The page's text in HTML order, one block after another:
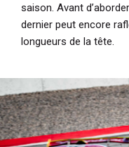
saison. Avant
dernier peut encore
longueurs de la tête.